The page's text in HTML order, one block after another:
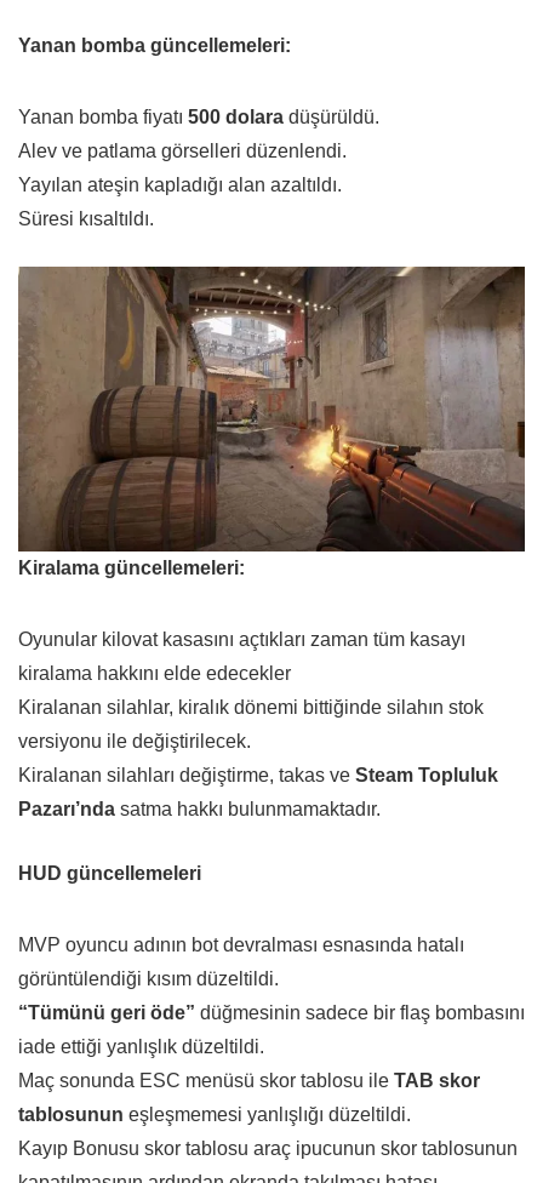
Yanan bomba güncellemeleri:
Yanan bomba fiyatı 500 dolara düşürüldü.
Alev ve patlama görselleri düzenlendi.
Yayılan ateşin kapladığı alan azaltıldı.
Süresi kısaltıldı.
Kiralama güncellemeleri:
Oyunular kilovat kasasını açtıkları zaman tüm kasayı
kiralama hakkını elde edecekler
Kiralanan silahlar, kiralık dönemi bittiğinde silahın stok
versiyonu ile değiştirilecek.
Kiralanan silahları değiştirme, takas ve Steam Topluluk
Pazarı’nda satma hakkı bulunmamaktadır.
HUD güncellemeleri
MVP oyuncu adının bot devralması esnasında hatalı
görüntülendiği kısım düzeltildi.
“Tümünü geri öde” düğmesinin sadece bir flaş bombasını
iade ettiği yanlışlık düzeltildi.
Maç sonunda ESC menüsü skor tablosu ile TAB skor
tablosunun eşleşmemesi yanlışlığı düzeltildi.
Kayıp Bonusu skor tablosu araç ipucunun skor tablosunun